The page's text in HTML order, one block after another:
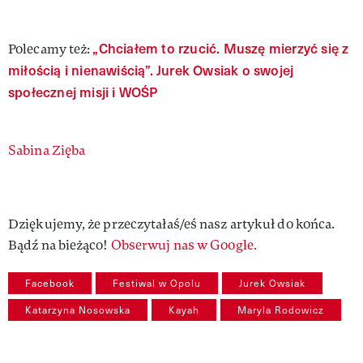
Polecamy też: „Chciałem to rzucić. Muszę mierzyć się z
miłością i nienawiścią”. Jurek Owsiak o swojej
społecznej misji i WOŚP
Authors
Sabina Zięba
Dziękujemy, że przeczytałaś/eś nasz artykuł do końca.
Bądź na bieżąco! Obserwuj nas w Google.
Facebook Festiwal w Opolu Jurek Owsiak
Katarzyna Nosowska Kayah Maryla Rodowicz